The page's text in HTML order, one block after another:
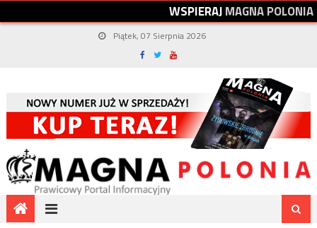
WSPIERAJMAGNAPOLONIA
Piątek, 07 Sierpnia 2026